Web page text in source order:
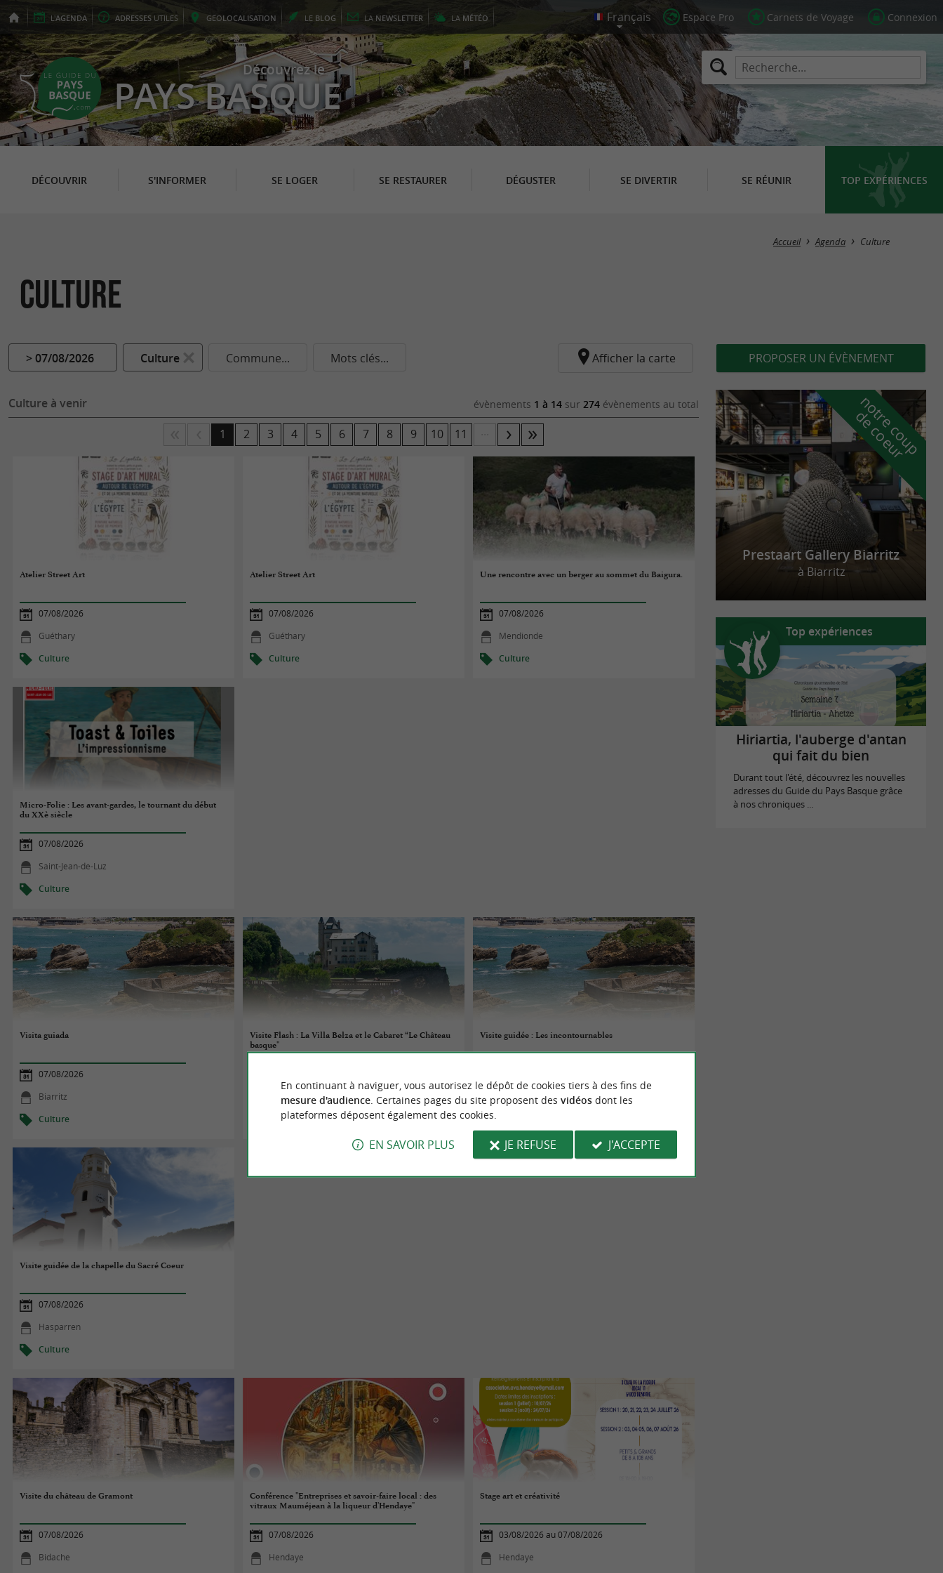
L'AGENDA ADRESSES UTILES GEOLOCALISATION LE BLOG LA NEWSLETTER LA MÉTÉO Espace Pro Carnets de Voyage Connexion
Découvrez le
PAYS BASQUE
DÉCOUVRIR S'INFORMER SE LOGER SE RESTAURER DÉGUSTER SE DIVERTIR SE RÉUNIR TOP EXPÉRIENCES
Masquer la carte
Accueil Agenda Culture
Culture
> 07/08/2026 Culture Commune... Mots clés... Afficher la carte
Culture à venir évènements 1 à 14 sur 274 évènements au total
1 2 3 4 5 6 7 8 9 10 11
Atelier Street Art
07/08/2026
Guéthary
Culture
Atelier Street Art
07/08/2026
Guéthary
Culture
Une rencontre avec un berger au sommet du Baigura.
07/08/2026
Mendionde
Culture
Micro-Folie : Les avant-gardes, le tournant du début
du XXè siècle
07/08/2026
Saint-Jean-de-Luz
Culture
Visita guiada
07/08/2026
Biarritz
Culture
Visite Flash : La Villa Belza et le Cabaret “Le Château
basque"
Biarritz
Culture
Visite guidée : Les incontournables
Biarritz
Visite guidée de la chapelle du Sacré Coeur
07/08/2026
Hasparren
Culture
Visite du château de Gramont
07/08/2026
Bidache
Conférence "Entreprises et savoir-faire local : des
vitraux Mauméjean à la liqueur d'Hendaye"
07/08/2026
Hendaye
Stage art et créativité
03/08/2026 au 07/08/2026
Hendaye
PROPOSER UN ÉVÈNEMENT
n
o
t
r
e
c
o
u
p
d
e
c
o
e
u
r
Prestaart Gallery Biarritz
à Biarritz
Top expériences
Hiriartia, l'auberge d'antan
qui fait du bien
Durant tout l'été, découvrez les nouvelles
adresses du Guide du Pays Basque grâce
à nos chroniques ...
En continuant à naviguer, vous autorisez le dépôt de cookies tiers à des fins de
mesure d'audience. Certaines pages du site proposent des vidéosdont les
plateformes déposent également des cookies.
EN SAVOIR PLUS JE REFUSE J'ACCEPTE